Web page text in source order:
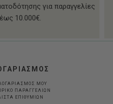
για παραγγελίες
έως 10.000€.
ΜΟΥ
ΠΑΡΑΓΓΕΛΙΩΝ
ΕΠΙΘΥΜΙΩΝ